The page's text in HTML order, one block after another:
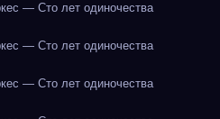
— Сто лет одиночества
— Сто лет одиночества
— Сто лет одиночества